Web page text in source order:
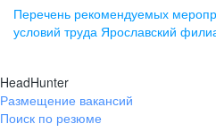
помещение 15
+7 843 212-12-50
Екатеринбург
ул. Боевых Дружин, стр. 20,
Перечень рекомендуемых
условий труда Ярославский
HeadHunter
Размещение вакансий
Поиск по резюме